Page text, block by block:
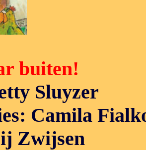
buiten!
Sluyzer
Camila
Zwijsen